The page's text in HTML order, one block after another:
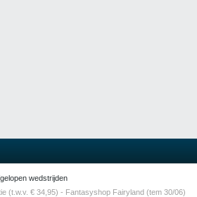
wedstrijden
(t.w.v. € 34,95) - Fantasyshop Fairyland (tem 30/06)